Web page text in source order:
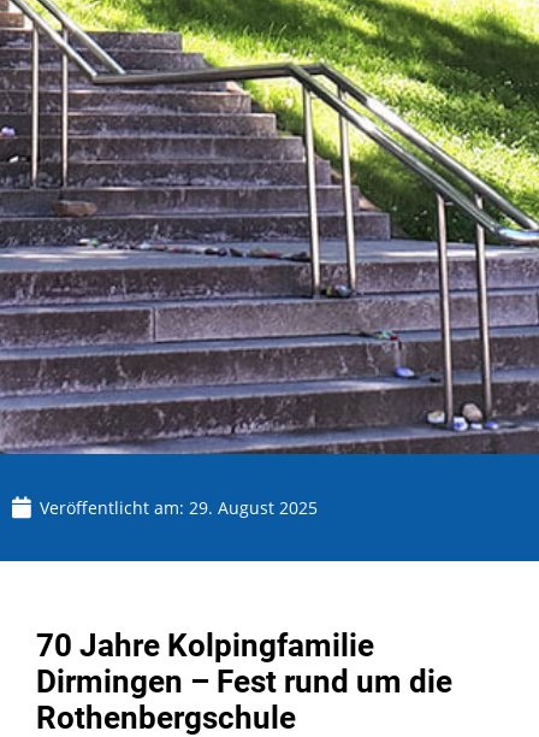
Veröffentlicht am: 29. August 2025
70 Jahre Kolpingfamilie
Dirmingen – Fest rund um die
Rothenbergschule